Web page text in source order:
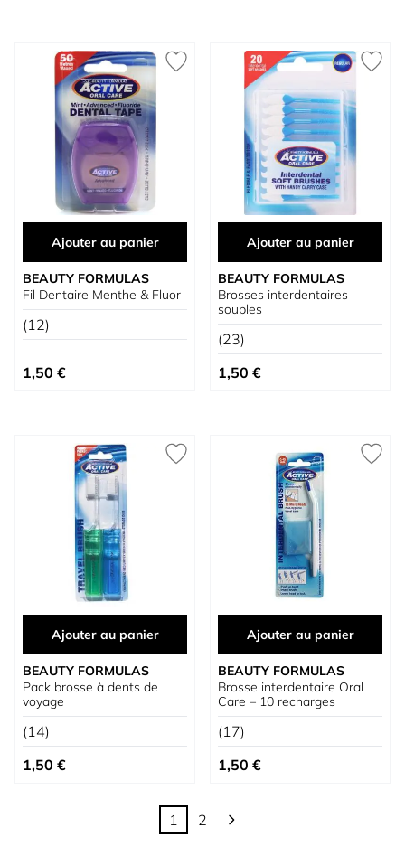
Ajouter au panier
BEAUTY FORMULAS
Fil Dentaire Menthe & Fluor
(12)
1,50 €
Ajouter au panier
BEAUTY FORMULAS
Brosses interdentaires
souples
(23)
1,50 €
Ajouter au panier
BEAUTY FORMULAS
Pack brosse à dents de
voyage
(14)
1,50 €
Ajouter au panier
BEAUTY FORMULAS
Brosse interdentaire Oral
Care – 10 recharges
(17)
1,50 €
Vous lisez actuellement la page
1
Page
2